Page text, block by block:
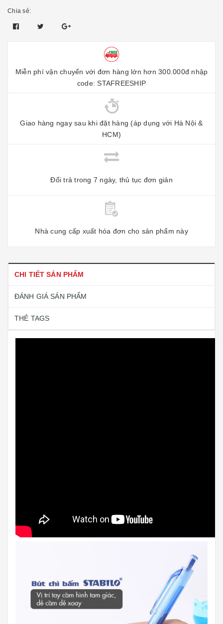
Chia sẻ:
Miễn phí vận chuyển với đơn hàng lớn hơn 300.000đ nhập
code: STAFREESHIP
Giao hàng ngay sau khi đặt hàng (áp dụng với Hà Nội &
HCM)
Đổi trả trong 7 ngày, thủ tục đơn giản
Nhà cung cấp xuất hóa đơn cho sản phẩm này
CHI TIẾT SẢN PHẨM
ĐÁNH GIÁ SẢN PHẨM
THẺ TAGS